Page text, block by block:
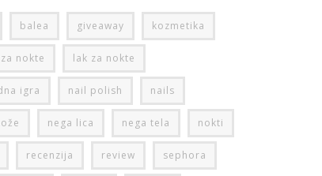
balea giveaway kozmetika
nokte lak za nokte
igra nail polish nails
nega lica nega tela nokti
recenzija review sephora